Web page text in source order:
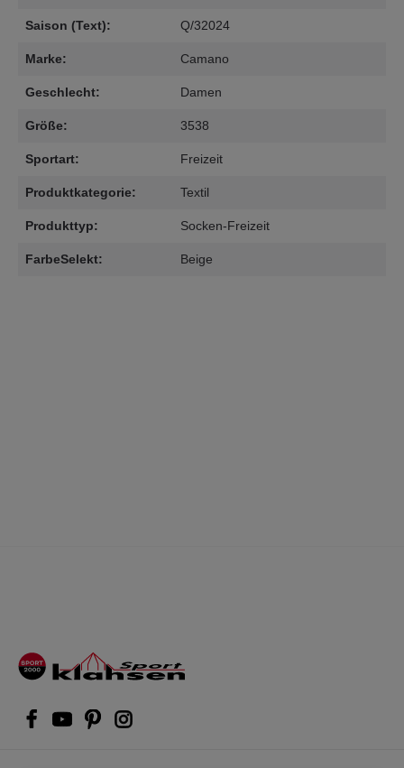
Saison (Text): Q/32024
Marke: Camano
Geschlecht: Damen
Größe: 3538
Sportart: Freizeit
Produktkategorie: Textil
Produkttyp: Socken-Freizeit
FarbeSelekt: Beige